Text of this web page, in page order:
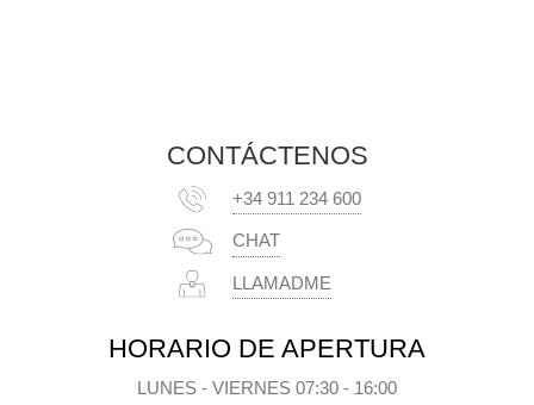
CONTÁCTENOS
+34 911 234 600
CHAT
LLAMADME
HORARIO DE APERTURA
LUNES - VIERNES 07:30 - 16:00